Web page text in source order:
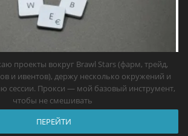
проекты вокруг Brawl Stars (фарм, трейд,
и ивентов), держу несколько окружений и
сессии. Прокси — мой базовый инструмент,
чтобы не смешивать
ПЕРЕЙТИ